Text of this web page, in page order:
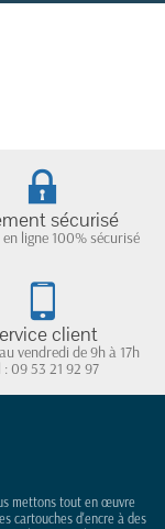
sécurisé
ligne 100% sécurisé
client
vendredi de 9h à 17h
: 09 53 21 92 97
mettons tout en œuvre
cartouches d'encre à des